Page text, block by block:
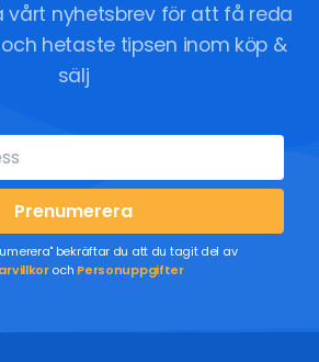
vårt nyhetsbrev för att få reda
hetaste tipsen inom köp &
sälj
Prenumerera
bekräftar du att du tagit del av
och Personuppgifter